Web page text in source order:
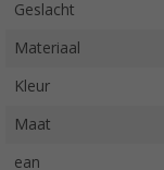
Geslacht
Materiaal
Kleur
Maat
ean